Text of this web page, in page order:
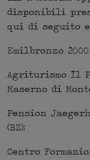
disponibili
qui di seguito
Emilbronzo
Agriturismo Il
Maserno di
Pension
(BZ):
Centro